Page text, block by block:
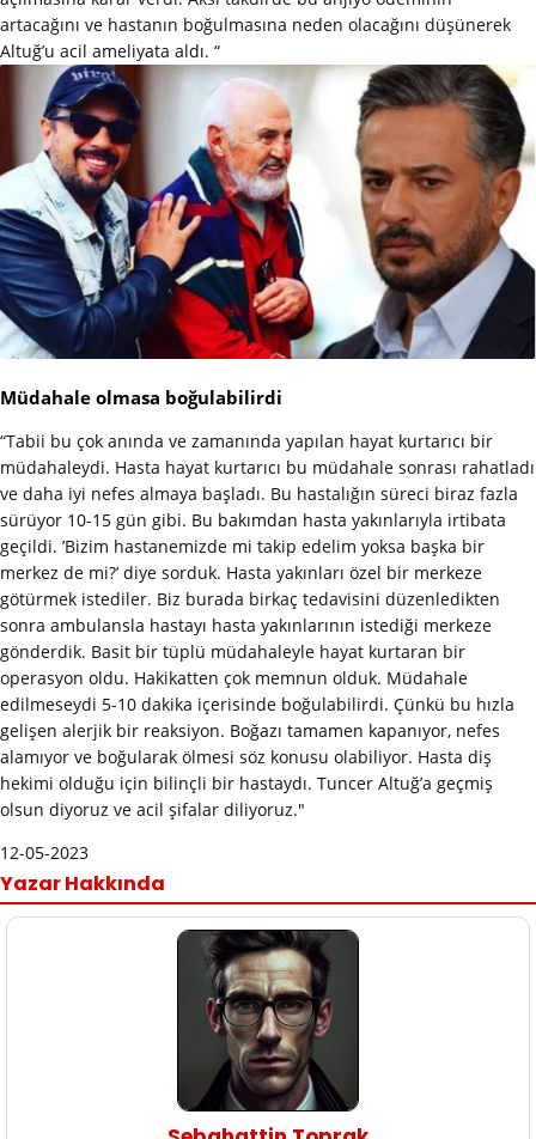
artacağını ve hastanın boğulmasına neden olacağını düşünerek
Altuğ’u acil ameliyata aldı. “
Müdahale olmasa boğulabilirdi
“Tabii bu çok anında ve zamanında yapılan hayat kurtarıcı bir
müdahaleydi. Hasta hayat kurtarıcı bu müdahale sonrası rahatladı
ve daha iyi nefes almaya başladı. Bu hastalığın süreci biraz fazla
sürüyor 10-15 gün gibi. Bu bakımdan hasta yakınlarıyla irtibata
geçildi. ’Bizim hastanemizde mi takip edelim yoksa başka bir
merkez de mi?’ diye sorduk. Hasta yakınları özel bir merkeze
götürmek istediler. Biz burada birkaç tedavisini düzenledikten
sonra ambulansla hastayı hasta yakınlarının istediği merkeze
gönderdik. Basit bir tüplü müdahaleyle hayat kurtaran bir
operasyon oldu. Hakikatten çok memnun olduk. Müdahale
edilmeseydi 5-10 dakika içerisinde boğulabilirdi. Çünkü bu hızla
gelişen alerjik bir reaksiyon. Boğazı tamamen kapanıyor, nefes
alamıyor ve boğularak ölmesi söz konusu olabiliyor. Hasta diş
hekimi olduğu için bilinçli bir hastaydı. Tuncer Altuğ’a geçmiş
olsun diyoruz ve acil şifalar diliyoruz."
12-05-2023
Yazar Hakkında